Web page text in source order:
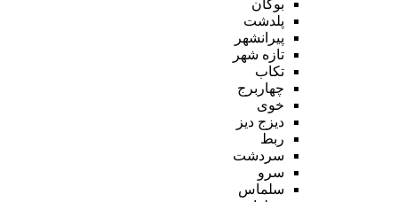
بوکان
پلدشت
پیرانشهر
تازه شهر
تکاب
چهاربرج
خوی
دیزج دیز
ربط
سردشت
سرو
سلماس